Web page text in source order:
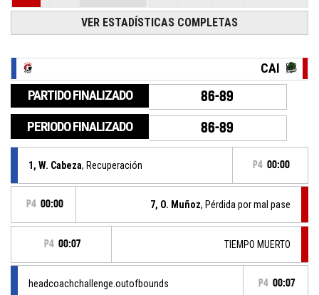
VER ESTADÍSTICAS COMPLETAS
CAI
PARTIDO FINALIZADO 86-89
PERIODO FINALIZADO 86-89
1, W. Cabeza, Recuperación P4 00:00
P4 00:00 7, O. Muñoz, Pérdida por mal pase
P4 00:07 TIEMPO MUERTO
headcoachchallenge.outofbounds P4 00:07